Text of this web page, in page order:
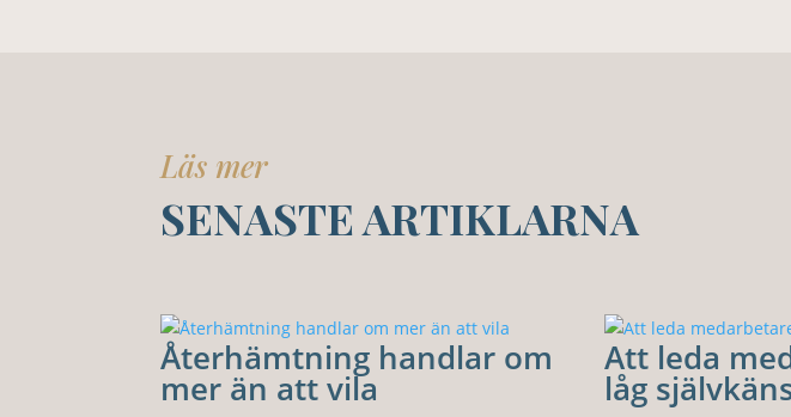
Läs mer
SENASTE ARTIKLARNA
Återhämtning handlar om
mer än att vila
Att leda
låg